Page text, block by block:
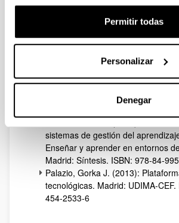
Permitir todas
Personalizar
Denegar
Ikasnabar 2014, Bilbao: Euskal
Unibertsitateko Argitalpen
Palazio, Gorka J. (2014):
ikaskuntza librea: ezaugarriak eta
Ikasnabar 2014, Bilbao: Euskal
Unibertsitateko Argitalpen
sistemas de gestión del
Enseñar y aprender en entornos
Madrid: Síntesis. ISBN: 978-84-
Palazio, Gorka J. (2013):
tecnológicas. Madrid: UDIMA-
454-2533-6